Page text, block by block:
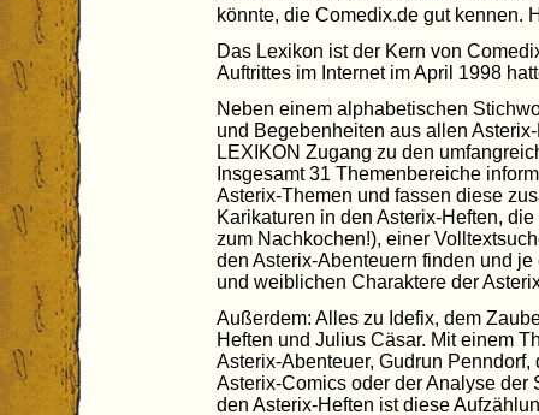
könnte, die Comedix.de gut kennen.
Das Lexikon ist der Kern von
Auftrittes im Internet im April 1998
Neben einem alphabetischen
und Begebenheiten aus allen
LEXIKON Zugang zu den
Insgesamt 31 Themenbereiche
Asterix-Themen und fassen diese
Karikaturen in den Asterix-Heften,
zum Nachkochen!), einer
den Asterix-Abenteuern finden und
und weiblichen Charaktere der
Außerdem: Alles zu Idefix, dem
Heften und Julius Cäsar. Mit einem
Asterix-Abenteuer, Gudrun
Asterix-Comics oder der Analyse
den Asterix-Heften ist diese